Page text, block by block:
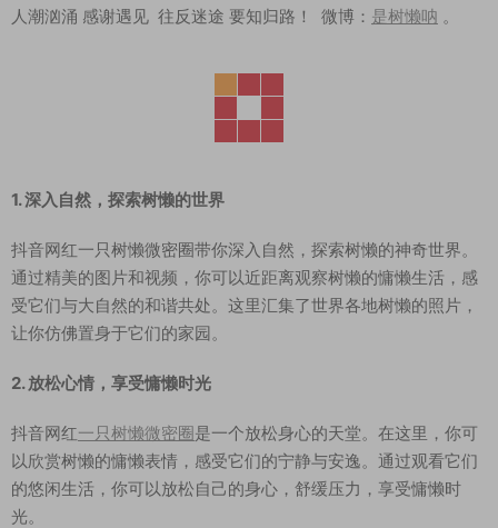
人潮汹涌 感谢遇见 往反迷途 要知归路！ 微博： 是树懒呐 。
1. 深入自然，探索树懒的世界
抖音网红一只树懒微密圈带你深入自然，探索树懒的神奇世界。
通过精美的图片和视频，你可以近距离观察树懒的慵懒生活，感
受它们与大自然的和谐共处。这里汇集了世界各地树懒的照片，
让你仿佛置身于它们的家园。
2. 放松心情，享受慵懒时光
抖音网红一只树懒微密圈是一个放松身心的天堂。在这里，你可
以欣赏树懒的慵懒表情，感受它们的宁静与安逸。通过观看它们
的悠闲生活，你可以放松自己的身心，舒缓压力，享受慵懒时
光。